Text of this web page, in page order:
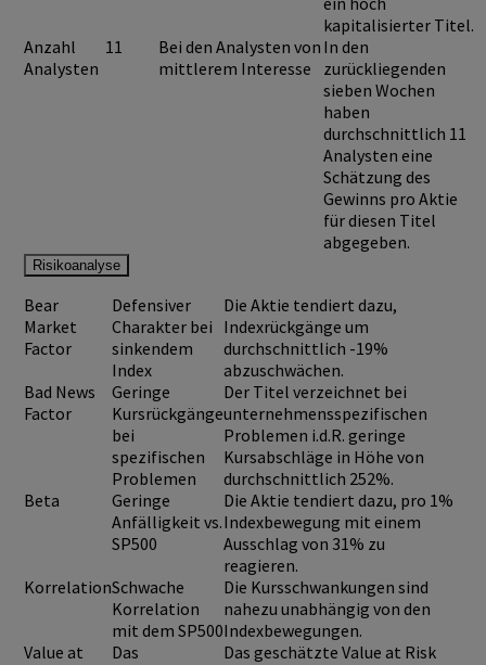
kapitalisierter Titel.
Anzahl
Analysten
11
Bei den Analysten von
mittlerem Interesse
In den
zurückliegenden
sieben Wochen
haben
durchschnittlich 11
Analysten eine
Schätzung des
Gewinns pro Aktie
für diesen Titel
abgegeben.
Risikoanalyse
Bear
Market
Factor
Defensiver
Charakter bei
sinkendem
Index
Die Aktie tendiert dazu,
Indexrückgänge um
durchschnittlich -19%
abzuschwächen.
Bad News
Factor
Geringe
Kursrückgänge
bei
spezifischen
Problemen
Der Titel verzeichnet bei
unternehmensspezifischen
Problemen i.d.R. geringe
Kursabschläge in Höhe von
durchschnittlich 252%.
Beta
Geringe
Anfälligkeit vs.
SP500
Die Aktie tendiert dazu, pro 1%
Indexbewegung mit einem
Ausschlag von 31% zu
reagieren.
KorrelationSchwache
Korrelation
mit dem SP500
Die Kursschwankungen sind
nahezu unabhängig von den
Indexbewegungen.
Value at
Das
Das geschätzte Value at Risk